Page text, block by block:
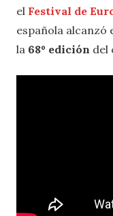
el Festival de
española alcanzó
la 68º edición del